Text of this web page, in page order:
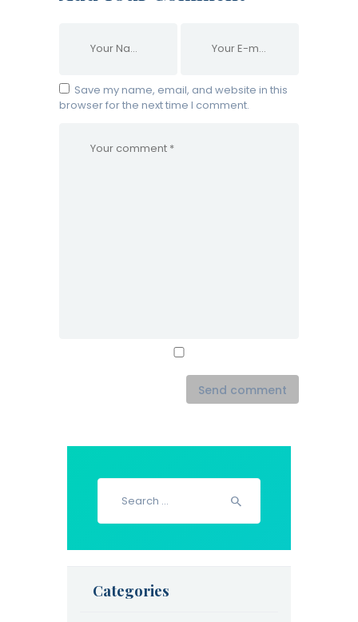
Save my name, email, and website in this
browser for the next time I comment.
Search
Categories